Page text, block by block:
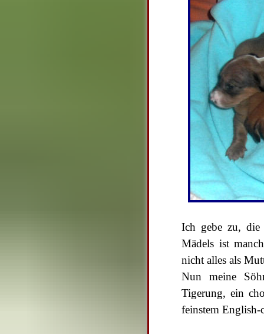
Ich gebe zu, die
Mädels ist
nicht alles als
Nun meine
Tigerung, ein
feinstem English-